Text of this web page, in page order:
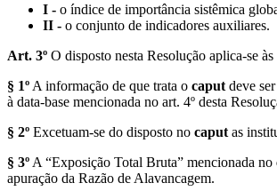
I - o índice de importância sistêmica
II - o conjunto de indicadores auxiliares.
Art. 3º O disposto nesta Resolução aplica-se
§ 1º A informação de que trata o caput deve
à data-base mencionada no art. 4º desta
§ 2º Excetuam-se do disposto no caput as
§ 3º A “Exposição Total Bruta” mencionada no
apuração da Razão de Alavancagem.